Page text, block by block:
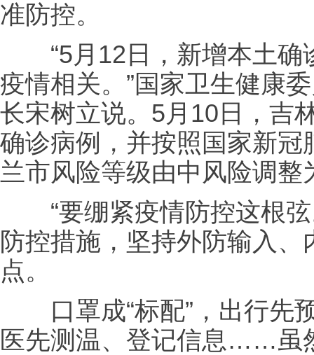
准防控。
“5月12日，新增本土确
疫情相关。”国家卫生健康
长宋树立说。5月10日，吉
确诊病例，并按照国家新
兰市风险等级由中风险调整
“要绷紧疫情防控这根弦
防控措施，坚持外防输入
点。
口罩成“标配”，出行先预
医先测温、登记信息……虽